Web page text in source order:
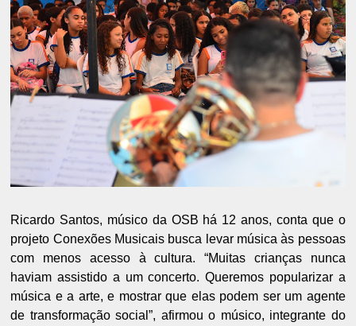
Ricardo Santos, músico da OSB há 12 anos, conta que o
projeto Conexões Musicais busca levar música às pessoas
com menos acesso à cultura. “Muitas crianças nunca
haviam assistido a um concerto. Queremos popularizar a
música e a arte, e mostrar que elas podem ser um agente
de transformação social”, afirmou o músico, integrante do